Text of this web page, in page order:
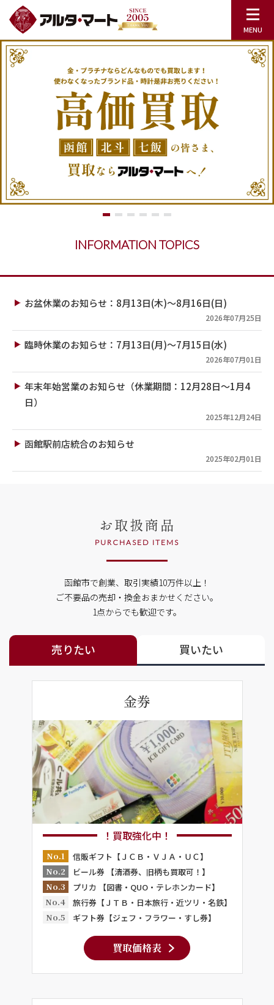
INFORMATION TOPICS
お盆休業のお知らせ：8月13日(木)～8月16日(日)
2026年07月25日
臨時休業のお知らせ：7月13日(月)～7月15日(水)
2026年07月01日
年末年始営業のお知らせ（休業期間：12月28日～1月4
日）
2025年12月24日
函館駅前店統合のお知らせ
2025年02月01日
お取扱商品
PURCHASED ITEMS
函館市で創業、取引実績10万件以上！
ご不要品の売却・換金おまかせください。
1点からでも歓迎です。
売りたい 買いたい
金券
！買取強化中！
No.1
信販ギフト【ＪＣＢ・ＶＪＡ・ＵＣ】
No.2
ビール券 【清酒券、旧柄も買取可！】
No.3
プリカ 【図書・QUO・テレホンカード】
No.4
旅行券【ＪＴＢ・日本旅行・近ツリ・名鉄】
No.5
ギフト券【ジェフ・フラワー・すし券】
買取価格表